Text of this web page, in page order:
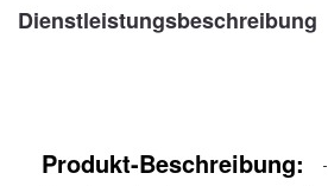
Dienstleistungsbeschreibung
Produkt-Beschreibung: